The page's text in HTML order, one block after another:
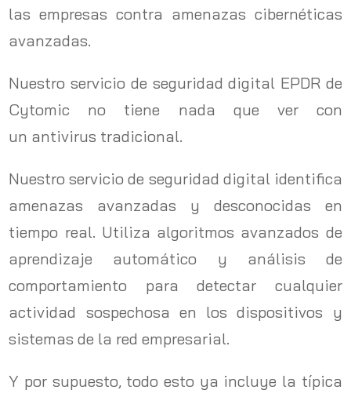
las empresas contra amenazas cibernéticas
avanzadas.
Nuestro servicio de seguridad digital EPDR de
Cytomic no tiene nada que ver con
un antivirus tradicional.
Nuestro servicio de seguridad digital identifica
amenazas avanzadas y desconocidas en
tiempo real. Utiliza algoritmos avanzados de
aprendizaje automático y análisis de
comportamiento para detectar cualquier
actividad sospechosa en los dispositivos y
sistemas de la red empresarial.
Y por supuesto, todo esto ya incluye la típica